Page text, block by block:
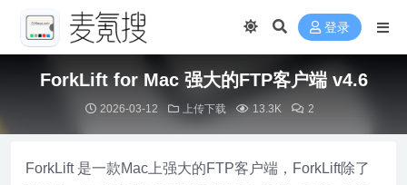
登录
ForkLift for Mac 强大的FTP客户端 v4.6
2026-03-12 上传下载 13.3K 2
ForkLift 是一款Mac上强大的FTP客户端，ForkLift除了